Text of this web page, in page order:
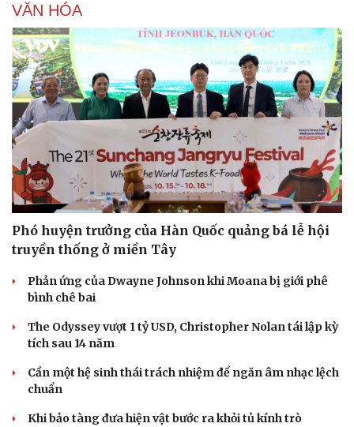
VĂN HÓA
Phó huyện trưởng của Hàn Quốc quảng bá lễ hội
truyền thống ở miền Tây
Phản ứng của Dwayne Johnson khi Moana bị giới phê
bình chê bai
The Odyssey vượt 1 tỷ USD, Christopher Nolan tái lập kỳ
tích sau 14 năm
Cần một hệ sinh thái trách nhiệm để ngăn âm nhạc lệch
chuẩn
Khi bảo tàng đưa hiện vật bước ra khỏi tủ kính trò